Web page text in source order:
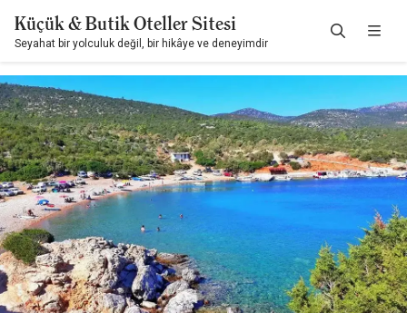
Küçük & Butik Oteller Sitesi
Seyahat bir yolculuk değil, bir hikâye ve deneyimdir